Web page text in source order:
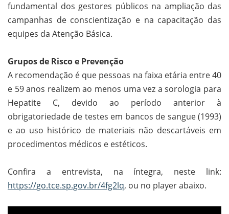
fundamental dos gestores públicos na ampliação das
campanhas de conscientização e na capacitação das
equipes da Atenção Básica.
Grupos de Risco e Prevenção
A recomendação é que pessoas na faixa etária entre 40
e 59 anos realizem ao menos uma vez a sorologia para
Hepatite C, devido ao período anterior à
obrigatoriedade de testes em bancos de sangue (1993)
e ao uso histórico de materiais não descartáveis em
procedimentos médicos e estéticos.
Confira a entrevista, na íntegra, neste link:
https://go.tce.sp.gov.br/4fg2lq, ou no player abaixo.